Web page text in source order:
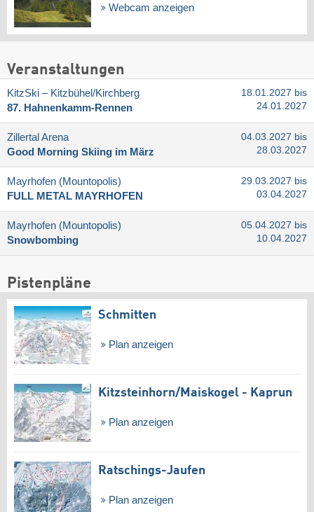
Webcam anzeigen
Veranstaltungen
KitzSki – Kitzbühel/​Kirchberg
87. Hahnenkamm-Rennen
18.01.2027 bis
24.01.2027
Zillertal Arena
Good Morning Skiing im März
04.03.2027 bis
28.03.2027
Mayrhofen (Mountopolis)
FULL METAL MAYRHOFEN
29.03.2027 bis
03.04.2027
Mayrhofen (Mountopolis)
Snowbombing
05.04.2027 bis
10.04.2027
Pistenpläne
Schmitten
Plan anzeigen
Kitzsteinhorn/​Maiskogel - Kaprun
Plan anzeigen
Ratschings-Jaufen
Plan anzeigen